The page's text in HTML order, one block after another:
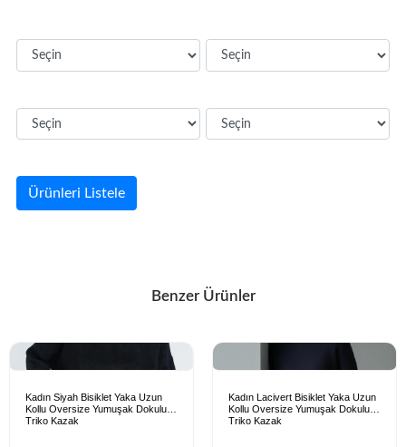
Ürünleri Listele
Benzer Ürünler
Kadın Siyah Bisiklet Yaka Uzun
Kollu Oversize Yumuşak Dokulu
Triko Kazak
Kadın Lacivert Bisiklet Yaka Uzun
Kollu Oversize Yumuşak Dokulu
Triko Kazak